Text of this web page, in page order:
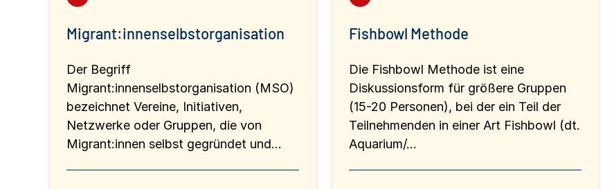
Migrant:innenselbstorganisation
Der Begriff
Migrant:innenselbstorganisation (MSO)
bezeichnet Vereine, Initiativen,
Netzwerke oder Gruppen, die von
Migrant:innen selbst gegründet und…
Fishbowl Methode
Die Fishbowl Methode ist eine
Diskussionsform für größere Gruppen
(15-20 Personen), bei der ein Teil der
Teilnehmenden in einer Art Fishbowl (dt.
Aquarium/…